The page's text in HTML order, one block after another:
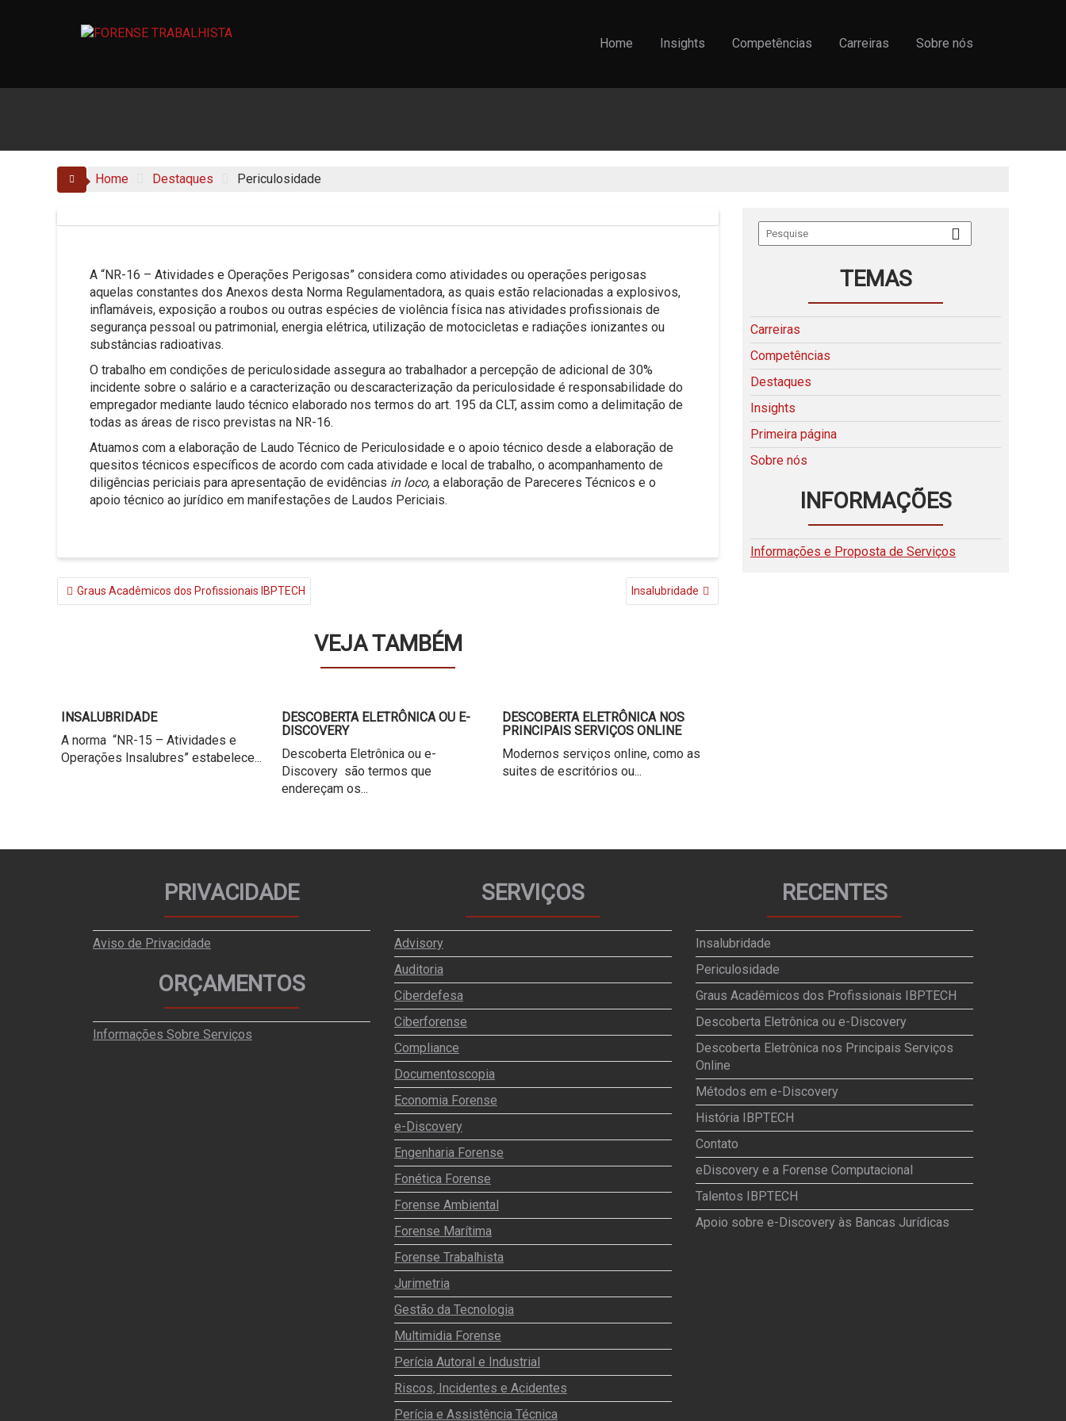
Home Insights Competências Carreiras Sobre nós
Home Destaques Periculosidade
A “NR-16 – Atividades e Operações Perigosas” considera como atividades ou operações perigosas
aquelas constantes dos Anexos desta Norma Regulamentadora, as quais estão relacionadas a explosivos,
inflamáveis, exposição a roubos ou outras espécies de violência física nas atividades profissionais de
segurança pessoal ou patrimonial, energia elétrica, utilização de motocicletas e radiações ionizantes ou
substâncias radioativas.
O trabalho em condições de periculosidade assegura ao trabalhador a percepção de adicional de 30%
incidente sobre o salário e a caracterização ou descaracterização da periculosidade é responsabilidade do
empregador mediante laudo técnico elaborado nos termos do art. 195 da CLT, assim como a delimitação de
todas as áreas de risco previstas na NR-16.
Atuamos com a elaboração de Laudo Técnico de Periculosidade e o apoio técnico desde a elaboração de
quesitos técnicos específicos de acordo com cada atividade e local de trabalho, o acompanhamento de
diligências periciais para apresentação de evidências in loco, a elaboração de Pareceres Técnicos e o
apoio técnico ao jurídico em manifestações de Laudos Periciais.
NAVEGAÇÃO
DE
Graus Acadêmicos dos Profissionais IBPTECH Insalubridade
VEJA TAMBÉM
INSALUBRIDADE
A norma “NR-15 – Atividades e
Operações Insalubres” estabelece...
DESCOBERTA ELETRÔNICA OU E-
DISCOVERY
Descoberta Eletrônica ou e-
Discovery são termos que
endereçam os...
DESCOBERTA ELETRÔNICA NOS
PRINCIPAIS SERVIÇOS ONLINE
Modernos serviços online, como as
suites de escritórios ou...
TEMAS
Carreiras
Competências
Destaques
Insights
Primeira página
Sobre nós
INFORMAÇÕES
Informações e Proposta de Serviços
PRIVACIDADE
Aviso de Privacidade
ORÇAMENTOS
Informações Sobre Serviços
SERVIÇOS
Advisory
Auditoria
Ciberdefesa
Ciberforense
Compliance
Documentoscopia
Economia Forense
e-Discovery
Engenharia Forense
Fonética Forense
Forense Ambiental
Forense Marítima
Forense Trabalhista
Jurimetria
Gestão da Tecnologia
Multimidia Forense
Perícia Autoral e Industrial
Riscos, Incidentes e Acidentes
Perícia e Assistência Técnica
RECENTES
Insalubridade
Periculosidade
Graus Acadêmicos dos Profissionais IBPTECH
Descoberta Eletrônica ou e-Discovery
Descoberta Eletrônica nos Principais Serviços
Online
Métodos em e-Discovery
História IBPTECH
Contato
eDiscovery e a Forense Computacional
Talentos IBPTECH
Apoio sobre e-Discovery às Bancas Jurídicas